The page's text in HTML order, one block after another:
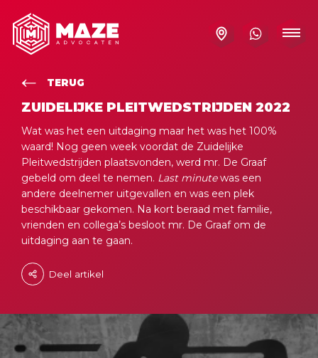
TERUG
ZUIDELIJKE PLEITWEDSTRIJDEN 2022
Wat was het een uitdaging maar het was het 100%
waard! Nog geen week voordat de Zuidelijke
Pleitwedstrijden plaatsvonden, werd mr. De Graaf
gebeld om deel te nemen. Last minutewas een
andere deelnemer uitgevallen en was een plek
beschikbaar gekomen. Na kort beraad met familie,
vrienden en collega’s besloot mr. De Graaf om de
uitdaging aan te gaan.
Deel artikel